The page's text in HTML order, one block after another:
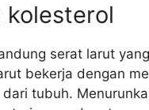
kolesterol
serat larut
bekerja dengan
tubuh.